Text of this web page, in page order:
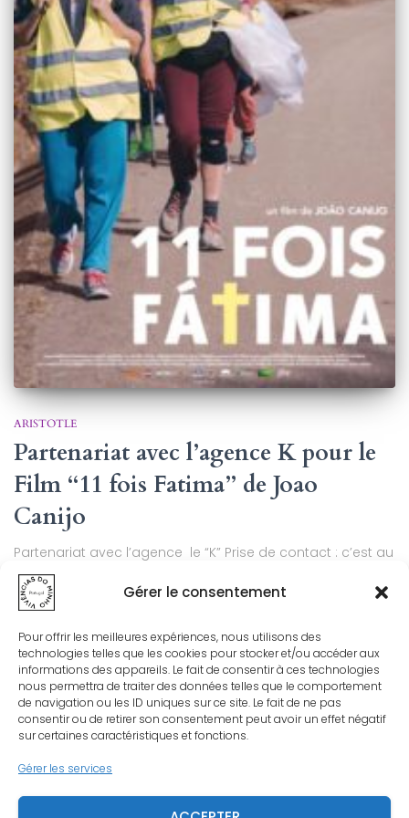
Gérer le consentement
Pour offrir les meilleures expériences, nous utilisons des
technologies telles que les cookies pour stocker et/ou accéder aux
informations des appareils. Le fait de consentir à ces technologies
nous permettra de traiter des données telles que le comportement
de navigation ou les ID uniques sur ce site. Le fait de ne pas
consentir ou de retirer son consentement peut avoir un effet négatif
sur certaines caractéristiques et fonctions.
Gérer les services
ARISTOTLE
Partenariat avec l’agence K pour le
Film “11 fois Fatima” de Joao
Canijo
Partenariat avec l’agence le “K” Prise de contact : c’est au
mois de juin que notre association “Vivências do Minho” a
été approchée par Ophélie de l’agence K, afin de nous
proposer une mobilisation dans notre ville de Tourcoing
et auprès de notre cinéma. Cela dans le but de réussir
Lire la suite…
Par VDM, il y a13 ans